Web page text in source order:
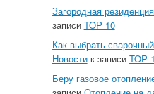
Загородная
записи TOP 10
Как выбрать
Новостик записи TOP
Беру газовое